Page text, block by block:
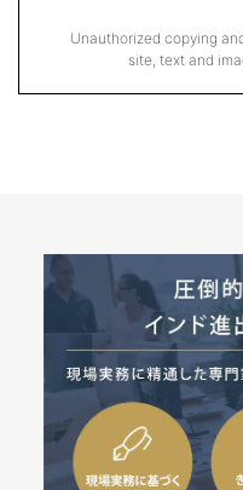
Unauthorized copying
site, text and